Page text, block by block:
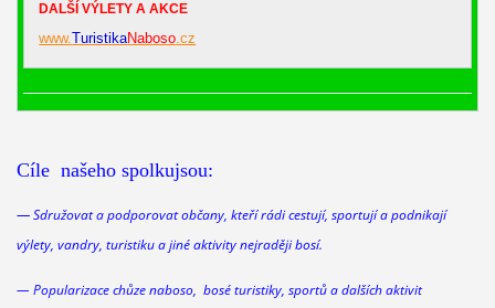
DALŠÍ VÝLETY A AKCE
www.TuristikaNaboso.cz
Cíle našeho spolkujsou:
—Sdružovat a podporovat občany, kteří rádi cestují, sportují a podnikají
výlety, vandry, turistiku a jiné aktivity nejraději bosí.
— Popularizace chůze naboso, bosé turistiky, sportů a dalších aktivit